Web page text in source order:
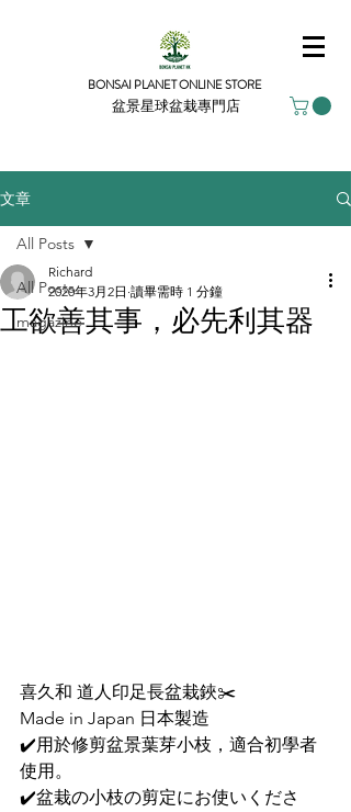
BONSAI PLANET ONLINE STORE
盆景星球盆栽專門店
文章
All Posts
magazine
All Posts
工欲善其事，必先利其器
Richard
2020年3月2日 讀畢需時 1 分鐘
喜久和 道人印足長盆栽鋏✂️
Made in Japan 日本製造
✔️用於修剪盆景葉芽小枝，適合初學者
使用。
✔️盆栽の小枝の剪定にお使いくださ